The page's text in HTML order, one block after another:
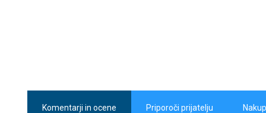
Komentarji in ocene
Priporoči prijatelju